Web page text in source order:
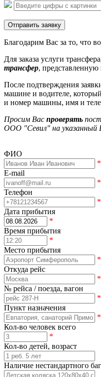
Отправить заявку
Благодарим Вас за то, что
Для заказа услуги
трансфер,
После подтверждения
машине и водителе,
и номер машины, имя и
Просим Вас проверять
ООО "Севил" на указанный
ФИО
*
E-mail
*
Телефон
*
Дата прибытия
*
Время прибытия
*
Место прибытия
*
Откуда рейс
*
№ рейса / поезда, вагон
*
Пункт назначения
*
Кол-во человек всего
*
Кол-во детей, возраст
Наличие нестандартного